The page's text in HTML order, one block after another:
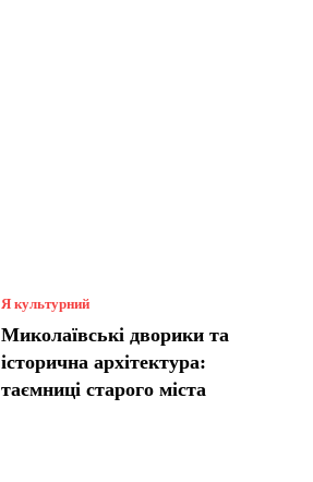
Я культурний
Миколаївські дворики та
історична архітектура:
таємниці старого міста